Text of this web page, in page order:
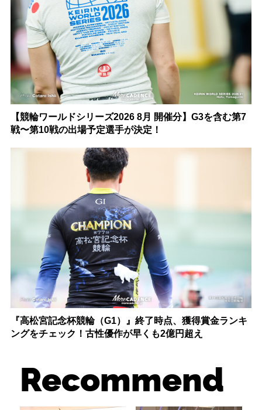
【競輪ワールドシリーズ2026 8月 開催分】G3を含む第7
戦〜第10戦の出場予定選手が決定！
『高松宮記念杯競輪（G1）』終了時点、獲得賞金ランキ
ングをチェック！古性優作が早くも2億円超え
Recommend